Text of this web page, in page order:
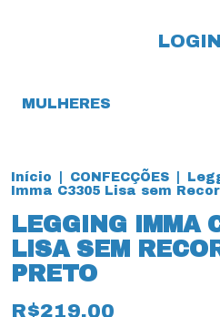
LOGIN
MULHERES
Início CONFECÇÕES
Imma C3305 Lisa sem
LEGGING IMMA
LISA SEM
PRETO
R$219,00